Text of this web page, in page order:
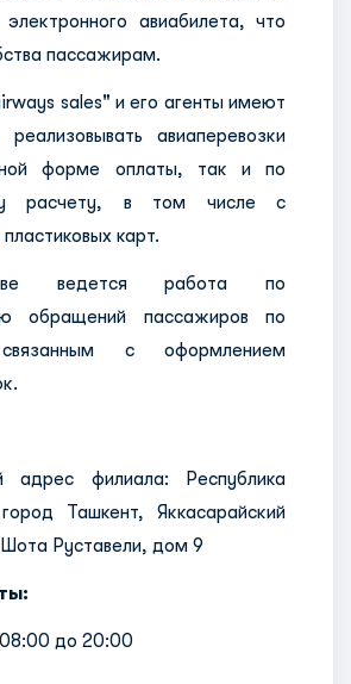
авиабилета, что
пассажирам.
sales" и его агенты имеют
авиаперевозки
форме оплаты, так и по
расчету, в том числе с
карт.
ведется работа по
обращений пассажиров по
с оформлением
адрес филиала: Республика
Ташкент, Яккасарайский
Руставели, дом 9
до 20:00